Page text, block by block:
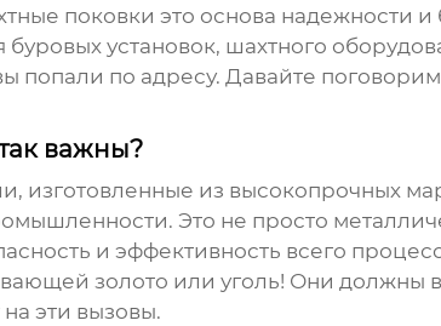
поковки это основа надежности
установок, шахтного
попали по адресу. Давайте
важны?
изготовленные из высокопрочных
Это не просто
и эффективность всего
золото или уголь! Они
эти вызовы.